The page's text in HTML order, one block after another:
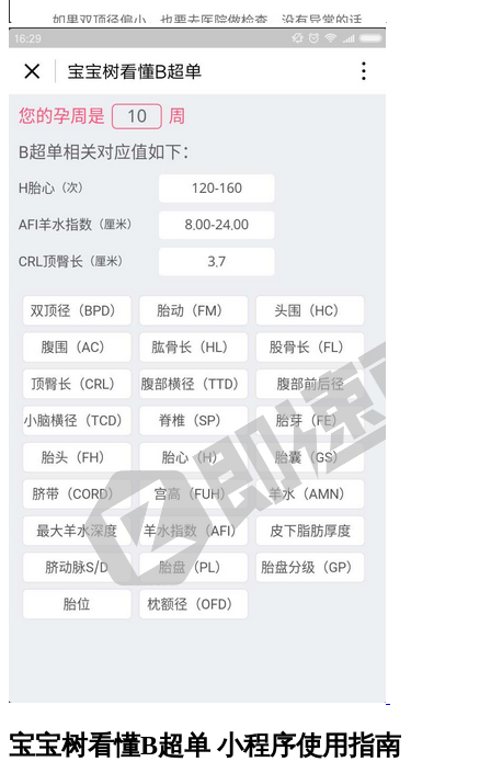
宝宝树看懂B超单 小程序使用指南